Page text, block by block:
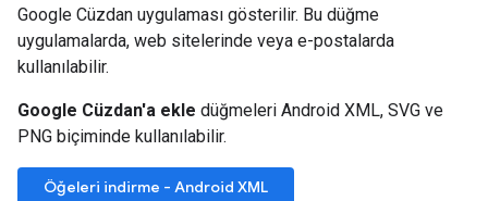
Google Cüzdan uygulaması gösterilir. Bu düğme
uygulamalarda, web sitelerinde veya e-postalarda
kullanılabilir.
Google Cüzdan'a ekle düğmeleri Android XML, SVG ve
PNG biçiminde kullanılabilir.
Öğeleri indirme - Android XML